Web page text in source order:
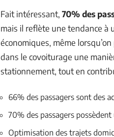
Fait intéressant, 70% des
mais il reflète une tendance à
économiques, même
dans le covoiturage une
stationnement, tout en
66% des passagers sont des
70% des passagers
Optimisation des trajets